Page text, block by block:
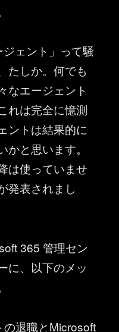
ェント」って騒
たしか。何でも
なエージェント
れは完全に憶測
ントは結果的に
と思います。
は使っていませ
発表されまし
365 管理セン
に、以下のメッ
退職とMicrosoft